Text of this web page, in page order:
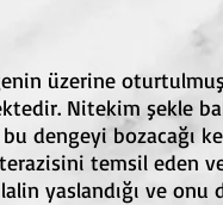
üzerine
Nitekim şekle
dengeyi bozacağı
temsil eden
yaslandığı ve onu